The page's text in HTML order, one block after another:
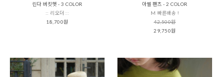
린다 버킷햇 - 3 COLOR
:: 리오더 ::
18,700원
아벨 팬츠 - 2 COLOR
M 빠른배송 !
42,500원
29,750원